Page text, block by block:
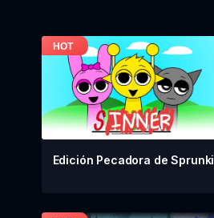
Edición Pecadora de Sprunki